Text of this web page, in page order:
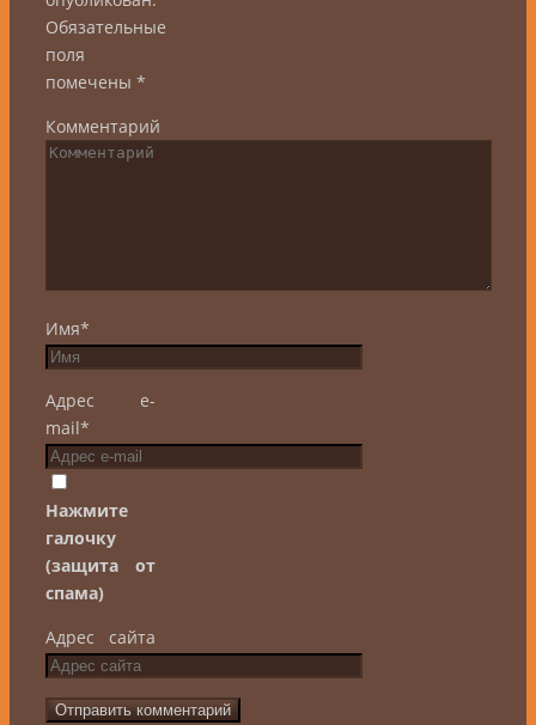
Обязательные
поля
помечены *
Комментарий
Имя*
Адрес e-
mail*
Нажмите
галочку
(защита от
спама)
Адрес сайта